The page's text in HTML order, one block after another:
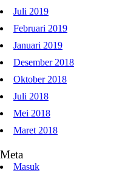
Juli 2019
Februari 2019
Januari 2019
Desember 2018
Oktober 2018
Juli 2018
Mei 2018
Maret 2018
Meta
Masuk